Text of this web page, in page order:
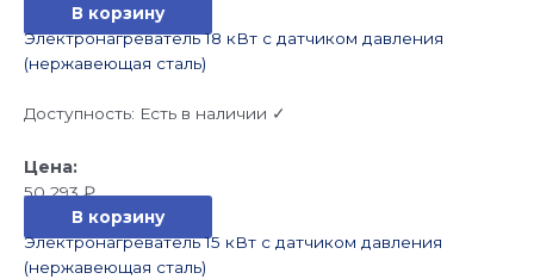
В корзину
Электронагреватель 18 кВт с датчиком давления
(нержавеющая сталь)
Доступность: Есть в наличии ✓
50 293₽
В корзину
Электронагреватель 15 кВт с датчиком давления
(нержавеющая сталь)